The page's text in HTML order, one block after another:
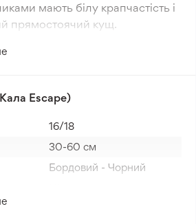
мають білу крапчастість і
прямостоячий кущ.
калли темно-червоного кольору
центрів селекції
Escape)
16/18
30-60 см
Бордовий - Чорний